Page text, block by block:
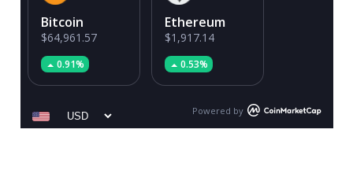
Bitcoin
$64,961.57
0.91%
Ethereum
$1,917.14
0.53%
Powered by